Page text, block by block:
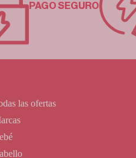
PAGO SEGURO
las ofertas